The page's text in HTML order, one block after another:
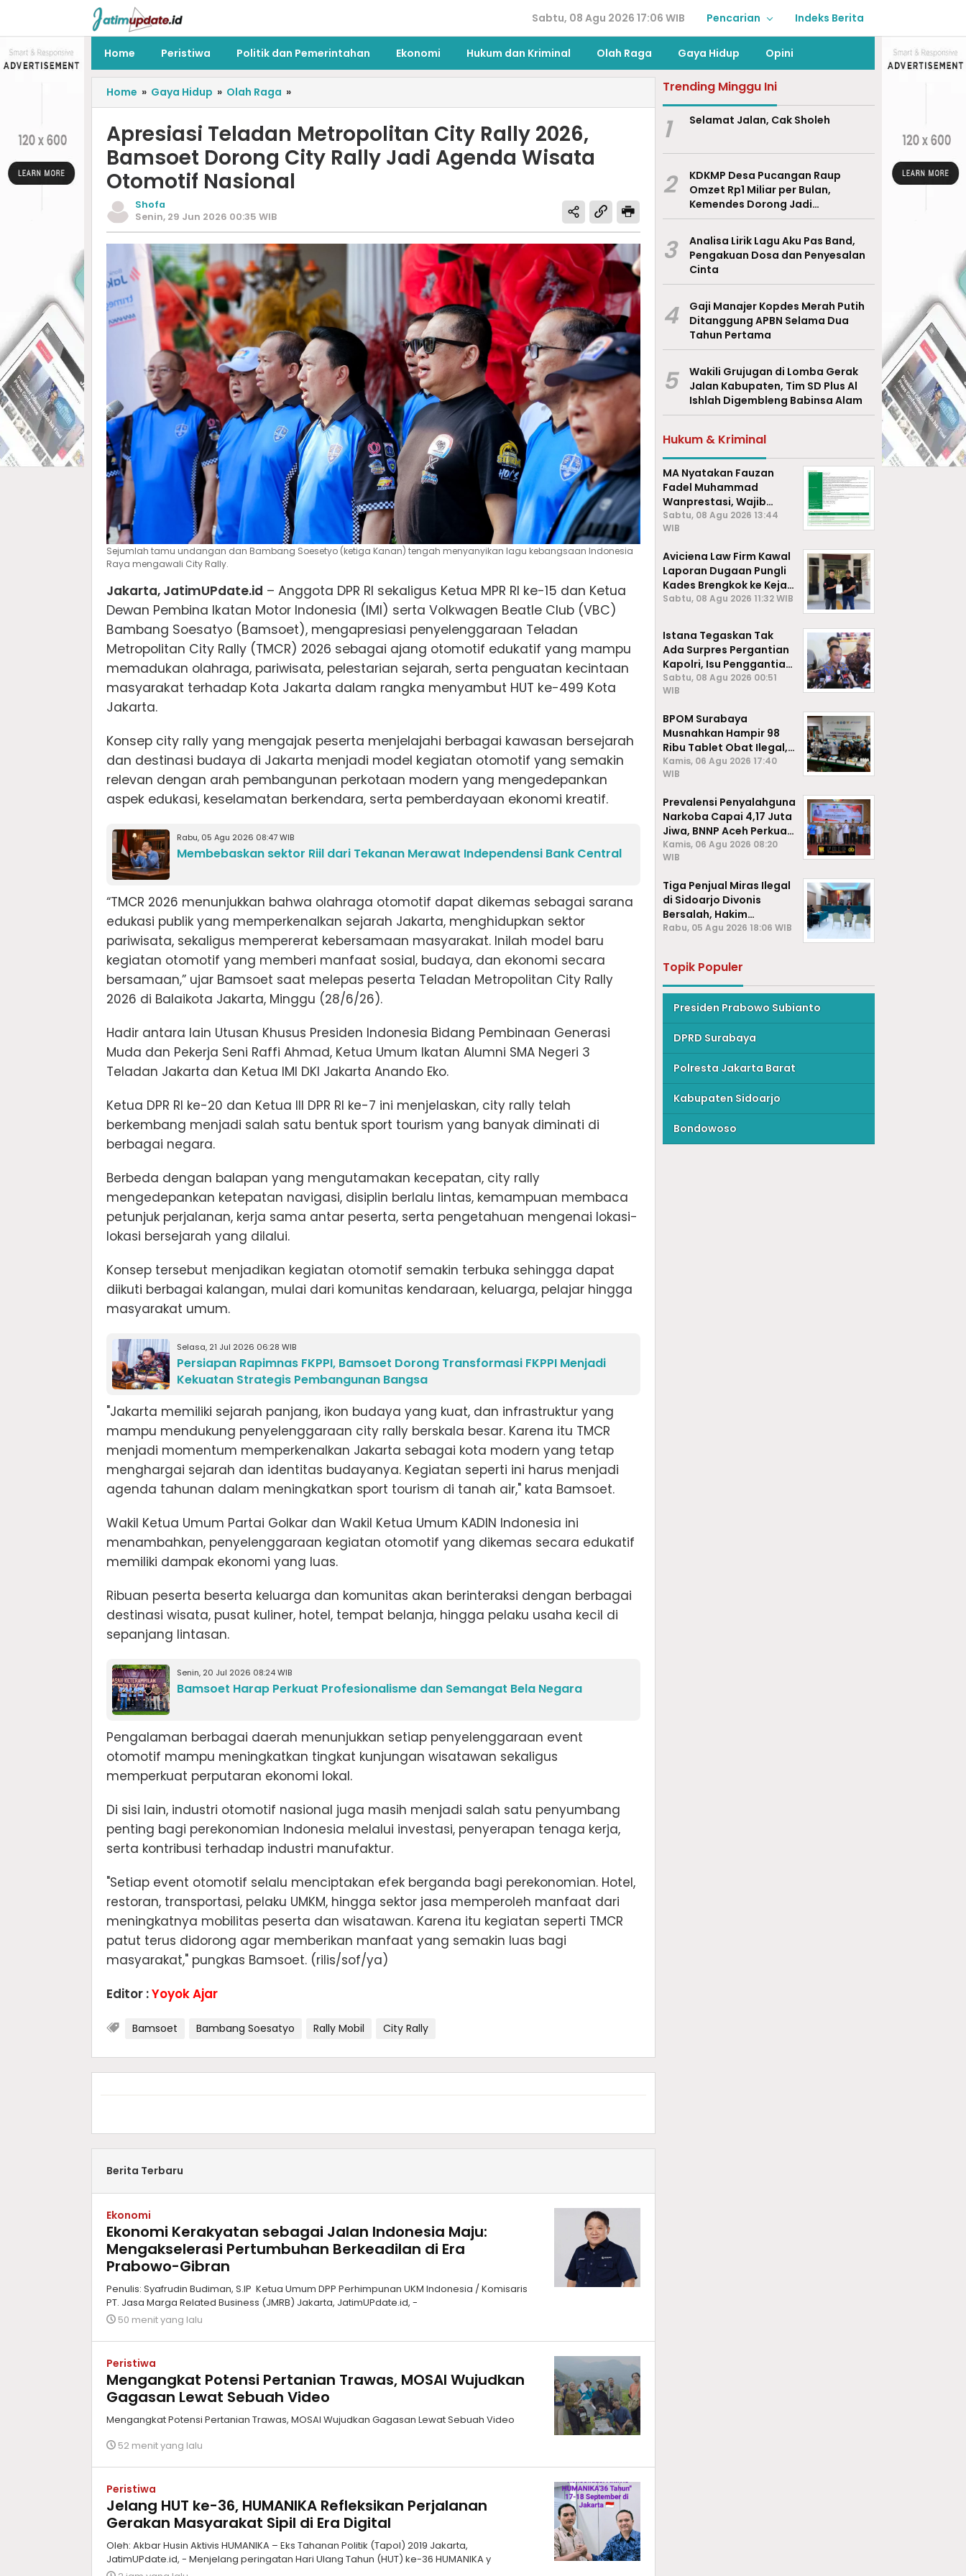
Sabtu, 08 Agu 2026 17:06 WIB Pencarian Indeks Berita
Home Peristiwa Politik dan Pemerintahan Ekonomi Hukum dan Kriminal Olah Raga Gaya Hidup Opini
Home » Gaya Hidup » Olah Raga »
Apresiasi Teladan Metropolitan City Rally 2026,
Bamsoet Dorong City Rally Jadi Agenda Wisata
Otomotif Nasional
Shofa
Senin, 29 Jun 2026 00:35 WIB
Sejumlah tamu undangan dan Bambang Soesetyo (ketiga Kanan) tengah menyanyikan lagu kebangsaan Indonesia
Raya mengawali City Rally.
Jakarta, JatimUPdate.id – Anggota DPR RI sekaligus Ketua MPR RI ke-15 dan Ketua
Dewan Pembina Ikatan Motor Indonesia (IMI) serta Volkwagen Beatle Club (VBC)
Bambang Soesatyo (Bamsoet), mengapresiasi penyelenggaraan Teladan
Metropolitan City Rally (TMCR) 2026 sebagai ajang otomotif edukatif yang mampu
memadukan olahraga, pariwisata, pelestarian sejarah, serta penguatan kecintaan
masyarakat terhadap Kota Jakarta dalam rangka menyambut HUT ke-499 Kota
Jakarta.
Konsep city rally yang mengajak peserta menjelajahi berbagai kawasan bersejarah
dan destinasi budaya di Jakarta menjadi model kegiatan otomotif yang semakin
relevan dengan arah pembangunan perkotaan modern yang mengedepankan
aspek edukasi, keselamatan berkendara, serta pemberdayaan ekonomi kreatif.
Rabu, 05 Agu 2026 08:47 WIB
Membebaskan sektor Riil dari Tekanan Merawat Independensi Bank Central
“TMCR 2026 menunjukkan bahwa olahraga otomotif dapat dikemas sebagai sarana
edukasi publik yang memperkenalkan sejarah Jakarta, menghidupkan sektor
pariwisata, sekaligus mempererat kebersamaan masyarakat. Inilah model baru
kegiatan otomotif yang memberi manfaat sosial, budaya, dan ekonomi secara
bersamaan,” ujar Bamsoet saat melepas peserta Teladan Metropolitan City Rally
2026 di Balaikota Jakarta, Minggu (28/6/26).
Hadir antara lain Utusan Khusus Presiden Indonesia Bidang Pembinaan Generasi
Muda dan Pekerja Seni Raffi Ahmad, Ketua Umum Ikatan Alumni SMA Negeri 3
Teladan Jakarta dan Ketua IMI DKI Jakarta Anando Eko.
Ketua DPR RI ke-20 dan Ketua III DPR RI ke-7 ini menjelaskan, city rally telah
berkembang menjadi salah satu bentuk sport tourism yang banyak diminati di
berbagai negara.
Berbeda dengan balapan yang mengutamakan kecepatan, city rally
mengedepankan ketepatan navigasi, disiplin berlalu lintas, kemampuan membaca
petunjuk perjalanan, kerja sama antar peserta, serta pengetahuan mengenai lokasi-
lokasi bersejarah yang dilalui.
Konsep tersebut menjadikan kegiatan otomotif semakin terbuka sehingga dapat
diikuti berbagai kalangan, mulai dari komunitas kendaraan, keluarga, pelajar hingga
masyarakat umum.
Selasa, 21 Jul 2026 06:28 WIB
Persiapan Rapimnas FKPPI, Bamsoet Dorong Transformasi FKPPI Menjadi
Kekuatan Strategis Pembangunan Bangsa
"Jakarta memiliki sejarah panjang, ikon budaya yang kuat, dan infrastruktur yang
mampu mendukung penyelenggaraan city rally berskala besar. Karena itu TMCR
menjadi momentum memperkenalkan Jakarta sebagai kota modern yang tetap
menghargai sejarah dan identitas budayanya. Kegiatan seperti ini harus menjadi
agenda tahunan dalam meningkatkan sport tourism di tanah air," kata Bamsoet.
Wakil Ketua Umum Partai Golkar dan Wakil Ketua Umum KADIN Indonesia ini
menambahkan, penyelenggaraan kegiatan otomotif yang dikemas secara edukatif
memiliki dampak ekonomi yang luas.
Ribuan peserta beserta keluarga dan komunitas akan berinteraksi dengan berbagai
destinasi wisata, pusat kuliner, hotel, tempat belanja, hingga pelaku usaha kecil di
sepanjang lintasan.
Senin, 20 Jul 2026 08:24 WIB
Bamsoet Harap Perkuat Profesionalisme dan Semangat Bela Negara
Pengalaman berbagai daerah menunjukkan setiap penyelenggaraan event
otomotif mampu meningkatkan tingkat kunjungan wisatawan sekaligus
memperkuat perputaran ekonomi lokal.
Di sisi lain, industri otomotif nasional juga masih menjadi salah satu penyumbang
penting bagi perekonomian Indonesia melalui investasi, penyerapan tenaga kerja,
serta kontribusi terhadap industri manufaktur.
"Setiap event otomotif selalu menciptakan efek berganda bagi perekonomian. Hotel,
restoran, transportasi, pelaku UMKM, hingga sektor jasa memperoleh manfaat dari
meningkatnya mobilitas peserta dan wisatawan. Karena itu kegiatan seperti TMCR
patut terus didorong agar memberikan manfaat yang semakin luas bagi
masyarakat," pungkas Bamsoet. (rilis/sof/ya)
Editor :Yoyok Ajar
Bamsoet Bambang Soesatyo Rally Mobil City Rally
Berita Terbaru
Ekonomi
Ekonomi Kerakyatan sebagai Jalan Indonesia Maju:
Mengakselerasi Pertumbuhan Berkeadilan di Era
Prabowo-Gibran
Penulis: Syafrudin Budiman, S.IP Ketua Umum DPP Perhimpunan UKM Indonesia / Komisaris
PT. Jasa Marga Related Business (JMRB) Jakarta, JatimUPdate.id, -
50 menit yang lalu
Peristiwa
Mengangkat Potensi Pertanian Trawas, MOSAI Wujudkan
Gagasan Lewat Sebuah Video
Mengangkat Potensi Pertanian Trawas, MOSAI Wujudkan Gagasan Lewat Sebuah Video
52 menit yang lalu
Peristiwa
Jelang HUT ke-36, HUMANIKA Refleksikan Perjalanan
Gerakan Masyarakat Sipil di Era Digital
Oleh: Akbar Husin Aktivis HUMANIKA – Eks Tahanan Politik (Tapol) 2019 Jakarta,
JatimUPdate.id, - Menjelang peringatan Hari Ulang Tahun (HUT) ke-36 HUMANIKA y
Trending Minggu Ini
1 Selamat Jalan, Cak Sholeh
2
KDKMP Desa Pucangan Raup
Omzet Rp1 Miliar per Bulan,
Kemendes Dorong Jadi
Percontohan Nasional
3
Analisa Lirik Lagu Aku Pas Band,
Pengakuan Dosa dan Penyesalan
Cinta
4
Gaji Manajer Kopdes Merah Putih
Ditanggung APBN Selama Dua
Tahun Pertama
5
Wakili Grujugan di Lomba Gerak
Jalan Kabupaten, Tim SD Plus Al
Ishlah Digembleng Babinsa Alam
Hukum & Kriminal
MA Nyatakan Fauzan
Fadel Muhammad
Wanprestasi, Wajib
Bayar Rp2,085 Miliar
Sabtu, 08 Agu 2026 13:44
WIB
Aviciena Law Firm Kawal
Laporan Dugaan Pungli
Kades Brengkok ke Kejari
Lamongan
Sabtu, 08 Agu 2026 11:32 WIB
Istana Tegaskan Tak
Ada Surpres Pergantian
Kapolri, Isu Penggantian
Listyo Sigit Dipastikan
Hoaks
Sabtu, 08 Agu 2026 00:51
WIB
BPOM Surabaya
Musnahkan Hampir 98
Ribu Tablet Obat Ilegal,
Cegah Penyalahgunaan
di Kalangan Pelajar
Kamis, 06 Agu 2026 17:40
WIB
Prevalensi Penyalahguna
Narkoba Capai 4,17 Juta
Jiwa, BNNP Aceh Perkuat
P4GN di Subulussalam
Kamis, 06 Agu 2026 08:20
WIB
Tiga Penjual Miras Ilegal
di Sidoarjo Divonis
Bersalah, Hakim
Jatuhkan Denda hingga
Rabu, 05 Agu 2026 18:06 WIB
Topik Populer
Presiden Prabowo Subianto
DPRD Surabaya
Polresta Jakarta Barat
Kabupaten Sidoarjo
Bondowoso